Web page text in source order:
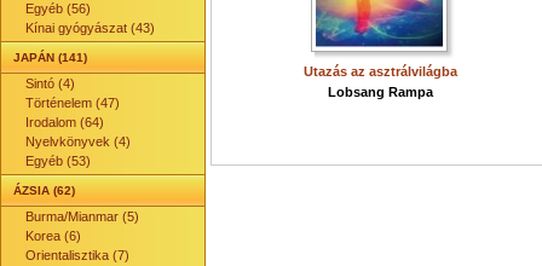
Egyéb (56)
Kínai gyógyászat (43)
JAPÁN (141)
Sintó (4)
Történelem (47)
Irodalom (64)
Nyelvkönyvek (4)
Egyéb (53)
ÁZSIA (62)
Burma/Mianmar (5)
Korea (6)
Orientalisztika (7)
Utazás az asztrálvilágba
Lobsang Rampa